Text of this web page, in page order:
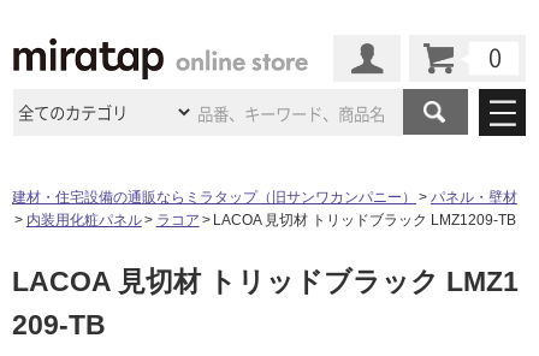
商品カテゴリ
浴室（風呂・
バスルー
施工事例
施工事例 法人案件納入事例
ショールーム
ショールームの
建材・住宅設備の通販ならミラタップ（旧サンワカンパニー）
パネル・壁材
内装用化粧パネル
ラコア LACOA 見切材 トリッドブラック LMZ1209-TB
LACOA 見切材 トリッドブラック LMZ1
209-TB